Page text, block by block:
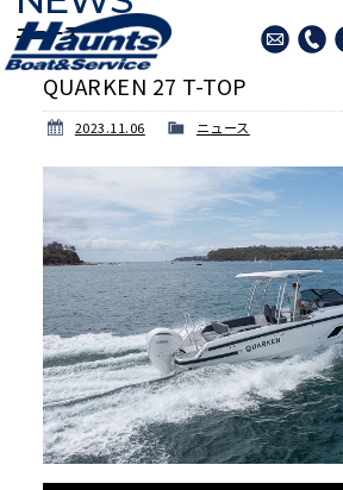
ニュース
QUARKEN 27 T-TOP
2023.11.06 ニュース